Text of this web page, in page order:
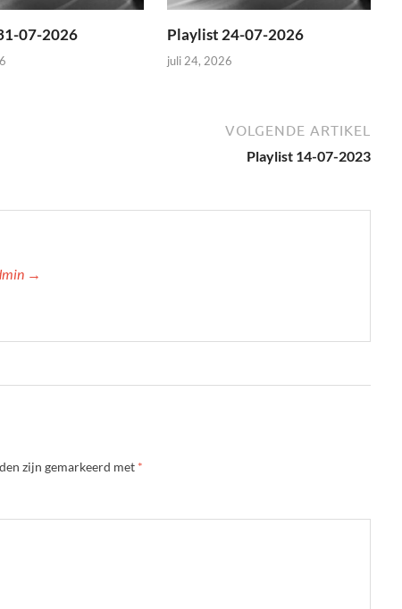
07-2026 Playlist 24-07-2026
juli 24, 2026
VOLGENDE ARTIKEL
Playlist 14-07-2023
→
zijn gemarkeerd met *